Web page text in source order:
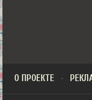
О ПРОЕКТЕ